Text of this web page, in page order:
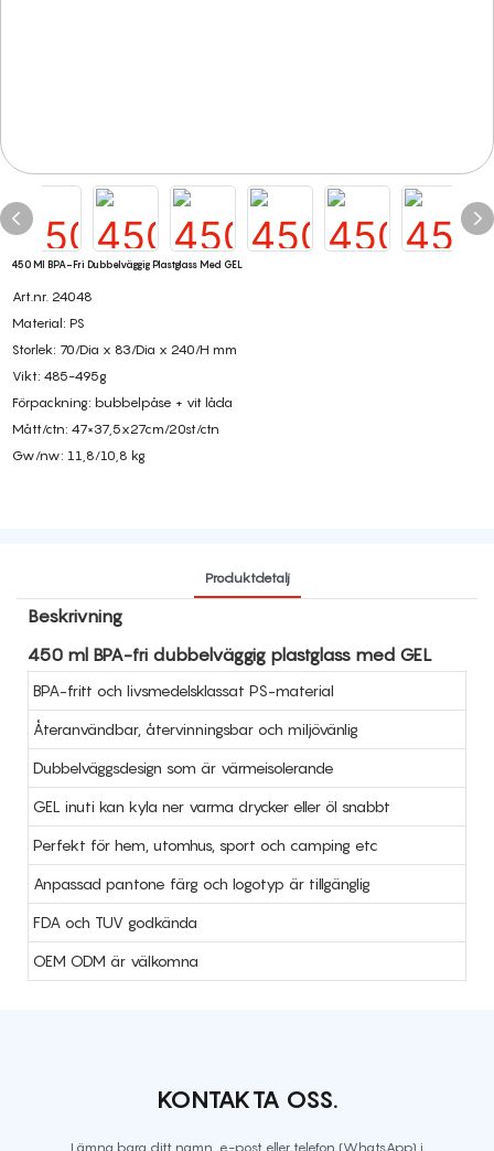
450 Ml BPA-Fri Dubbelväggig Plastglass Med GEL
Art.nr. 24048
Material: PS
Storlek: 70/Dia x 83/Dia x 240/H mm
Vikt: 485-495g
Förpackning: bubbelpåse + vit låda
Mått/ctn: 47×37,5x27cm/20st/ctn
Gw/nw: 11,8/10,8 kg
Produktdetalj
Beskrivning
450 ml BPA-fri dubbelväggig plastglass med GEL
BPA-fritt och livsmedelsklassat PS-material
Återanvändbar, återvinningsbar och miljövänlig
Dubbelväggsdesign som är värmeisolerande
GEL inuti kan kyla ner varma drycker eller öl snabbt
Perfekt för hem, utomhus, sport och camping etc
Anpassad pantone färg och logotyp är tillgänglig
FDA och TUV godkända
OEM ODM är välkomna
KONTAKTA OSS.
Lämna bara ditt namn, e-post eller telefon (WhatsApp) i